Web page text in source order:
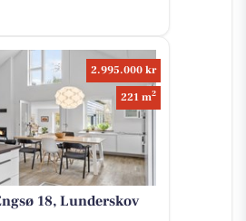
2.995.000 kr
221 m2
18, Lunderskov